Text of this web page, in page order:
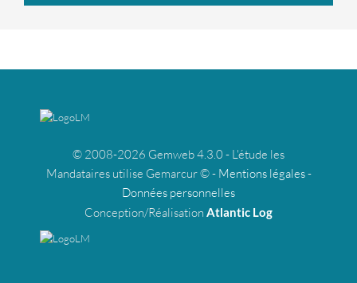
© 2008-2026 Gemweb 4.3.0 - L'étude les
Mandataires utilise Gemarcur © - Mentions légales-
Données personnelles
Conception/Réalisation Atlantic Log